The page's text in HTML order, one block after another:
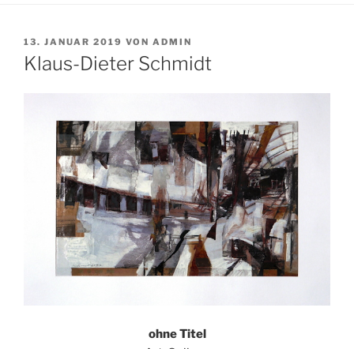
VERÖFFENTLICHT
AM
13. JANUAR 2019 VON ADMIN
Klaus-Dieter Schmidt
ohne Titel